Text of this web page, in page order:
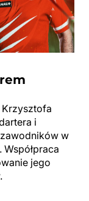
Krzysztofa
i
w
jego